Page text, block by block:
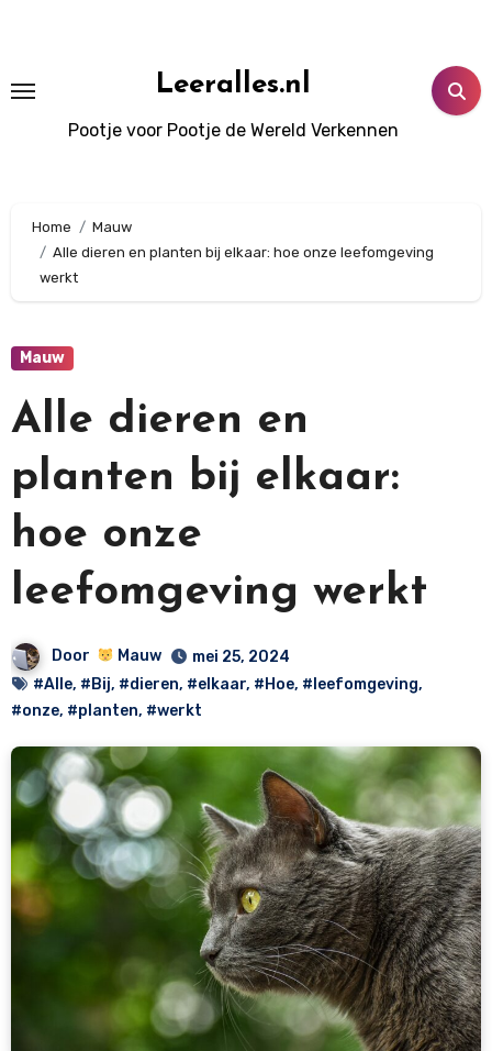
Leeralles.nl
Pootje voor Pootje de Wereld Verkennen
Home
Mauw
Alle dieren en planten bij elkaar: hoe onze leefomgeving
werkt
Mauw
Alle dieren en
planten bij elkaar:
hoe onze
leefomgeving werkt
Door Mauw
mei 25, 2024
#Alle, #Bij, #dieren, #elkaar, #Hoe, #leefomgeving,
#onze, #planten, #werkt